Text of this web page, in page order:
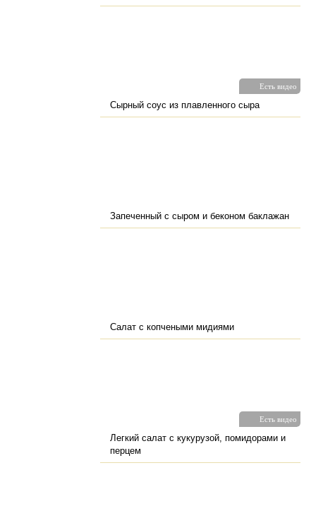
Есть видео
Сырный соус из плавленного сыра
Запеченный с сыром и беконом баклажан
Салат с копчеными мидиями
Есть видео
Легкий салат с кукурузой, помидорами и
перцем